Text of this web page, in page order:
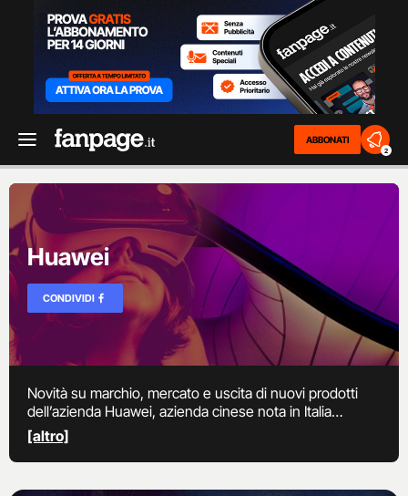
ABBONATI
2
Huawei
CONDIVIDI
Novità su marchio, mercato e uscita di nuovi prodotti
dell’azienda Huawei, azienda cinese nota in Italia
soprattutto per i suoi smartphone.
[altro]